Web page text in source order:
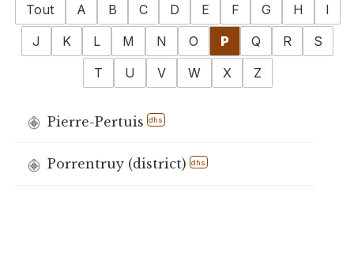
Tout A B C D E F G H
I
J
K L M N O P Q R
S
T
U V W X Z
Pierre-Pertuis dhs
Porrentruy (district) dhs